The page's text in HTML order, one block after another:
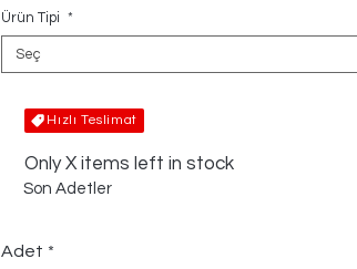
Ürün Tipi *
Seç
Hızlı Teslimat
Only X items left in stock
Son Adetler
Adet *